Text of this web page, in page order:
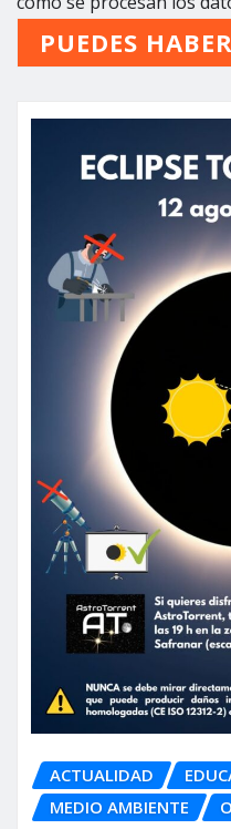
PUEDES
ACTUALIDAD
MEDIO AMBIENTE